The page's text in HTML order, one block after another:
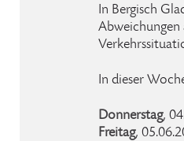
In Bergisch
In dieser
Donnerstag,
Freitag,